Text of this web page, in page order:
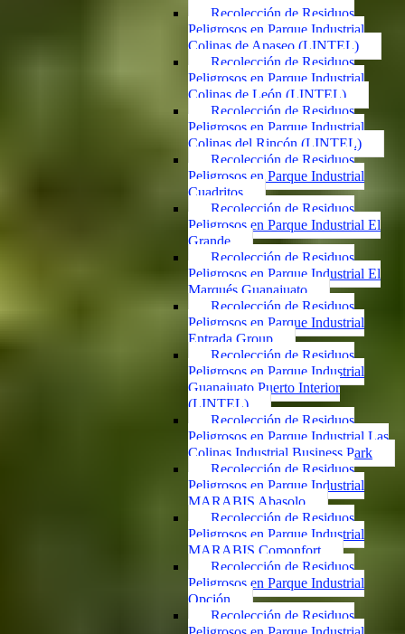
Recolección de Residuos
Peligrosos en Parque Industrial
Colinas de Apaseo (LINTEL)
Recolección de Residuos
Peligrosos en Parque Industrial
Colinas de León (LINTEL)
Recolección de Residuos
Peligrosos en Parque Industrial
Colinas del Rincón (LINTEL)
Recolección de Residuos
Peligrosos en Parque Industrial
Cuadritos
Recolección de Residuos
Peligrosos en Parque Industrial El
Grande
Recolección de Residuos
Peligrosos en Parque Industrial El
Marqués Guanajuato
Recolección de Residuos
Peligrosos en Parque Industrial
Entrada Group
Recolección de Residuos
Peligrosos en Parque Industrial
Guanajuato Puerto Interior
(LINTEL)
Recolección de Residuos
Peligrosos en Parque Industrial Las
Colinas Industrial Business Park
Recolección de Residuos
Peligrosos en Parque Industrial
MARABIS Abasolo
Recolección de Residuos
Peligrosos en Parque Industrial
MARABIS Comonfort
Recolección de Residuos
Peligrosos en Parque Industrial
Opción
Recolección de Residuos